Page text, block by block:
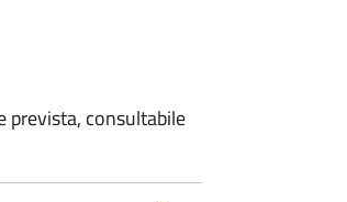
prevista, consultabile